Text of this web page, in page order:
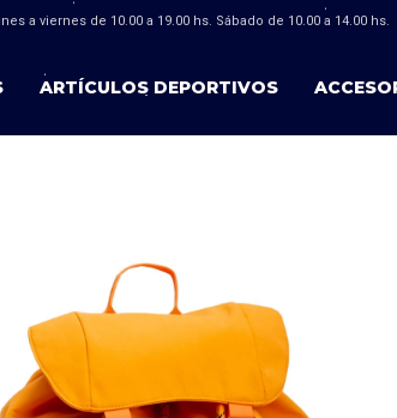
ARTÍCULOS DEPORTIVOS
a viernes de 10.00 a 19.00 hs. Sábado de 10.00 a 14.00 hs.